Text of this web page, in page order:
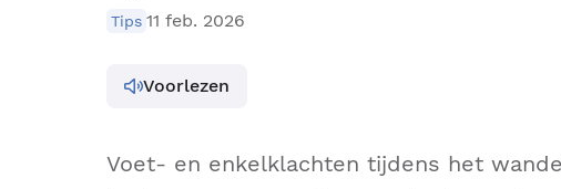
Tips 11 feb. 2026
Voorlezen
Voet- en enkelklachten tijdens het